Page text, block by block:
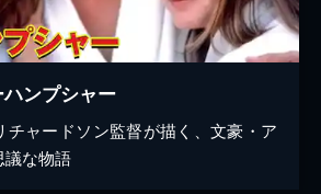
ンプシャー
チャードソン監督が描く、文豪・ア
議な物語